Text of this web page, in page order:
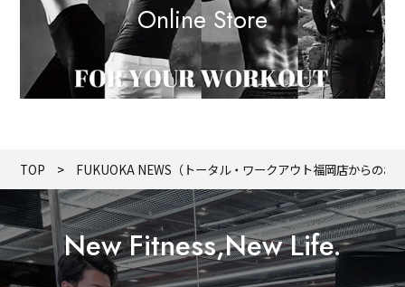
Online Store
TOP FUKUOKA NEWS（トータル・ワークアウト福岡店からのお
New Fitness,New Life.